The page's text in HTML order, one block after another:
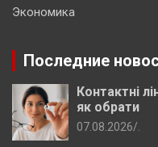
Экономика
Последние
Контактні
як обрати
07.08.2026